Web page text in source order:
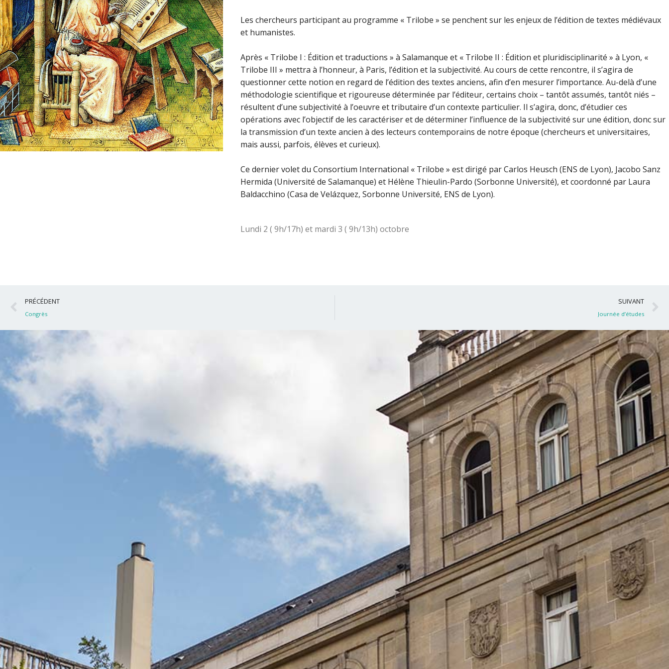
Les chercheurs participant au programme « Trilobe » se penchent sur les enjeux de l’édition de textes médiévaux
et humanistes.
Après « Trilobe I : Édition et traductions » à Salamanque et « Trilobe II : Édition et pluridisciplinarité » à Lyon, «
Trilobe III » mettra à l’honneur, à Paris, l’édition et la subjectivité. Au cours de cette rencontre, il s’agira de
questionner cette notion en regard de l’édition des textes anciens, afin d’en mesurer l’importance. Au-delà d’une
méthodologie scientifique et rigoureuse déterminée par l’éditeur, certains choix – tantôt assumés, tantôt niés –
résultent d’une subjectivité à l’oeuvre et tributaire d’un contexte particulier. Il s’agira, donc, d’étudier ces
opérations avec l’objectif de les caractériser et de déterminer l’influence de la subjectivité sur une édition, donc sur
la transmission d’un texte ancien à des lecteurs contemporains de notre époque (chercheurs et universitaires,
mais aussi, parfois, élèves et curieux).
Ce dernier volet du Consortium International « Trilobe » est dirigé par Carlos Heusch (ENS de Lyon), Jacobo Sanz
Hermida (Université de Salamanque) et Hélène Thieulin-Pardo (Sorbonne Université), et coordonné par Laura
Baldacchino (Casa de Velázquez, Sorbonne Université, ENS de Lyon).
Lundi 2 ( 9h/17h) et mardi 3 ( 9h/13h) octobre
Précédent
PRÉCÉDENT
Congrès
SUIVANT
Journée d’études